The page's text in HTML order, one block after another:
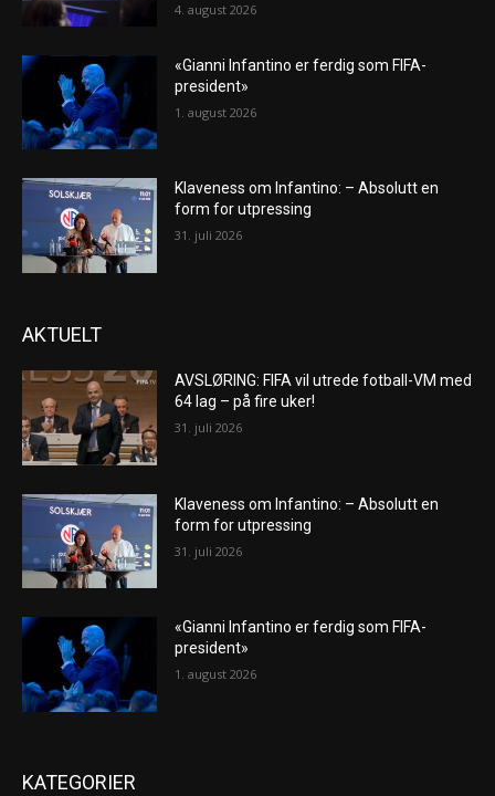
4. august 2026
«Gianni Infantino er ferdig som FIFA-
president»
1. august 2026
Klaveness om Infantino: – Absolutt en
form for utpressing
31. juli 2026
AKTUELT
AVSLØRING: FIFA vil utrede fotball-VM med
64 lag – på fire uker!
31. juli 2026
Klaveness om Infantino: – Absolutt en
form for utpressing
31. juli 2026
«Gianni Infantino er ferdig som FIFA-
president»
1. august 2026
KATEGORIER